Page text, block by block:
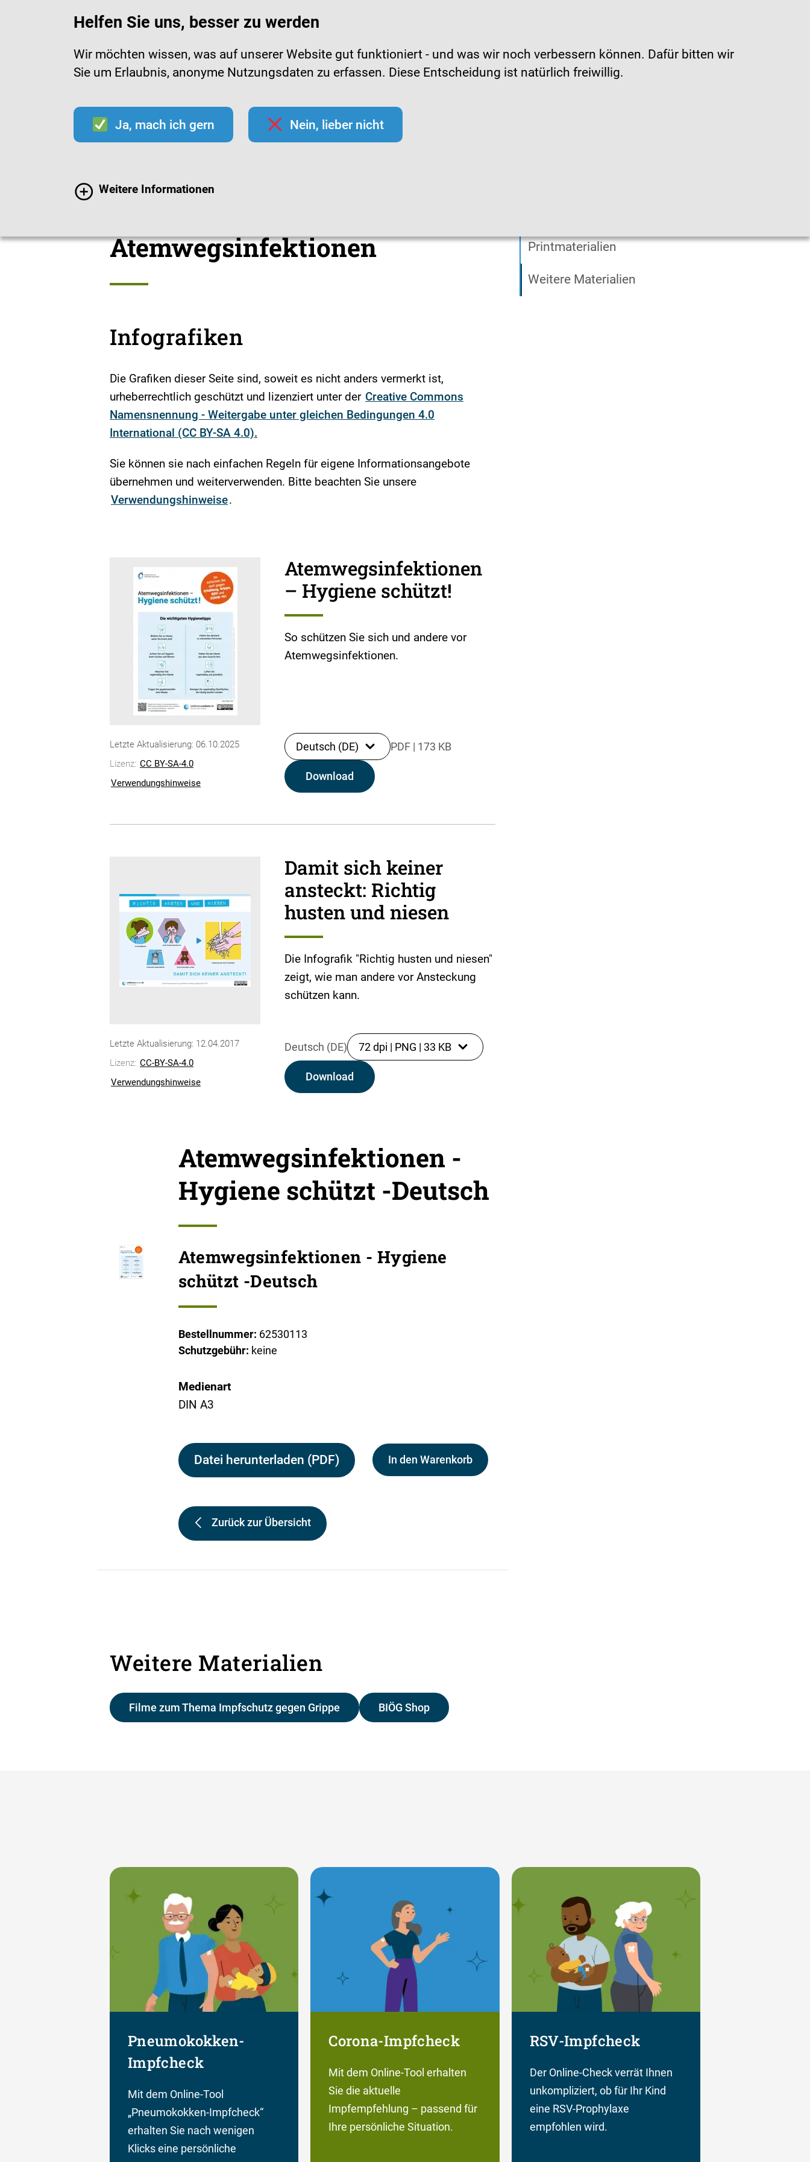
Helfen Sie uns, besser zu werden
Wir möchten wissen, was auf unserer Website gut funktioniert - und was wir noch verbessern können. Dafür bitten wir
Sie um Erlaubnis, anonyme Nutzungsdaten zu erfassen. Diese Entscheidung ist natürlich freiwillig.
Ja, mach ich gern Nein, lieber nicht
Weitere Informationen
Mediathek Materialien zu Atemwegsinfektionen
Atemwegsinfektionen
Infografiken
Die Grafiken dieser Seite sind, soweit es nicht anders vermerkt ist,
urheberrechtlich geschützt und lizenziert unter der Creative Commons
Namensnennung - Weitergabe unter gleichen Bedingungen 4.0
International (CC BY-SA 4.0).
Sie können sie nach einfachen Regeln für eigene Informationsangebote
übernehmen und weiterverwenden. Bitte beachten Sie unsere
Verwendungshinweise.
Letzte Aktualisierung: 06.10.2025
Lizenz: CC BY-SA-4.0
Verwendungshinweise
Atemwegsinfektionen
– Hygiene schützt!
So schützen Sie sich und andere vor
Atemwegsinfektionen.
Deutsch (DE) PDF | 173 KB
Download
Letzte Aktualisierung: 12.04.2017
Lizenz: CC-BY-SA-4.0
Verwendungshinweise
Damit sich keiner
ansteckt: Richtig
husten und niesen
Die Infografik "Richtig husten und niesen"
zeigt, wie man andere vor Ansteckung
schützen kann.
Deutsch (DE) 72 dpi | PNG | 33 KB
Download
Atemwegsinfektionen -
Hygiene schützt -Deutsch
Atemwegsinfektionen - Hygiene
schützt -Deutsch
Bestellnummer: 62530113
Schutzgebühr: keine
Medienart
DIN A3
Datei herunterladen (PDF) In den Warenkorb
Zurück zur Übersicht
Weitere Materialien
Filme zum Thema Impfschutz gegen Grippe BIÖG Shop
Printmaterialien
Weitere Materialien
Pneumokokken-
Impfcheck
Mit dem Online-Tool
„Pneumokokken-Impfcheck“
erhalten Sie nach wenigen
Klicks eine persönliche
Corona-Impfcheck
Mit dem Online-Tool erhalten
Sie die aktuelle
Impfempfehlung – passend für
Ihre persönliche Situation.
RSV-Impfcheck
Der Online-Check verrät Ihnen
unkompliziert, ob für Ihr Kind
eine RSV-Prophylaxe
empfohlen wird.